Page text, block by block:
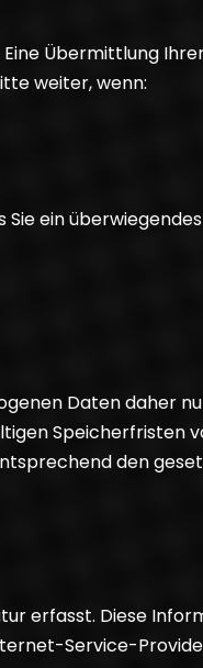
Übermittlung
weiter, wenn:
ein
Daten daher
Speicherfristen
den
erfasst. Diese
Service-